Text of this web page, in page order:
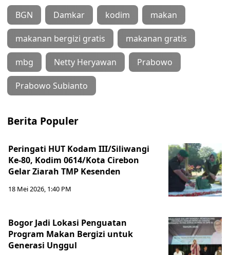
BGN Damkar kodim makan
makanan bergizi gratis makanan gratis
mbg Netty Heryawan Prabowo
Prabowo Subianto
Berita Populer
Peringati HUT Kodam III/Siliwangi
Ke-80, Kodim 0614/Kota Cirebon
Gelar Ziarah TMP Kesenden
18 Mei 2026, 1:40 PM
Bogor Jadi Lokasi Penguatan
Program Makan Bergizi untuk
Generasi Unggul